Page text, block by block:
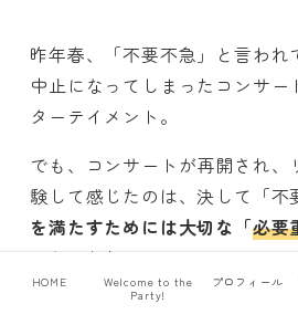
昨年春、「不要不急」と言われ
中止になってしまったコンサー
ターテイメント。
でも、コンサートが再開され
験して感じたのは、決して「不
を満たすためには大切な「必要
ことでした。
武道館、大阪城ホールと2日間
HOME
Welcome to the
Party!
プロフィール